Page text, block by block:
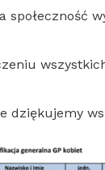
społeczność
dziękujemy